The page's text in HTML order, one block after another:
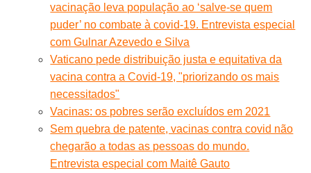
vacinação leva população ao ‘salve-se quem
puder’ no combate à covid-19. Entrevista especial
com Gulnar Azevedo e Silva
Vaticano pede distribuição justa e equitativa da
vacina contra a Covid-19, "priorizando os mais
necessitados"
Vacinas: os pobres serão excluídos em 2021
Sem quebra de patente, vacinas contra covid não
chegarão a todas as pessoas do mundo.
Entrevista especial com Maitê Gauto